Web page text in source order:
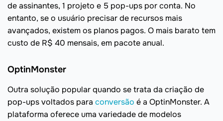
de assinantes, 1 projeto e 5 pop-ups por conta. No
entanto, se o usuário precisar de recursos mais
avançados, existem os planos pagos. O mais barato tem
custo de R$ 40 mensais, em pacote anual.
OptinMonster
Outra solução popular quando se trata da criação de
pop-ups voltados para conversão é a OptinMonster. A
plataforma oferece uma variedade de modelos